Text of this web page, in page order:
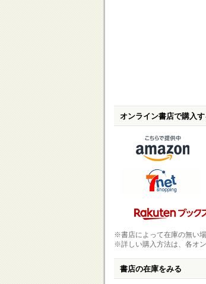
オンライン書店で購入す
※書店によって在庫の無い
※詳しい購入方法は、各オ
書店の在庫をみる